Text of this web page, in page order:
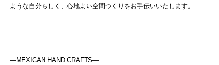
ような自分らしく、心地よい空間つくりをお手伝いいたします。
―MEXICAN HAND CRAFTS―